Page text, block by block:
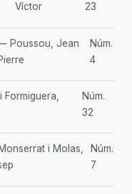
Víctor
23
Poussou, Jean
Núm.
4
Núm.
32
i Molas,
Núm.
7